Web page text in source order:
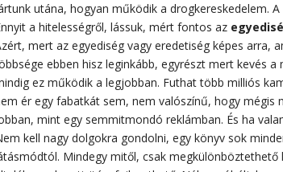
utána, hogyan működik a drogkereskedelem.
a hitelességről, lássuk, mért fontos az
mert az egyediség vagy eredetiség képes arra,
ebben hisz leginkább, egyrészt mert kevés
ez működik a legjobban. Futhat több milliós
ér egy fabatkát sem, nem valószínű, hogy mégis
mint egy semmitmondó reklámban. És ha
kell nagy dolgokra gondolni, egy könyv sok
Mindegy mitől, csak